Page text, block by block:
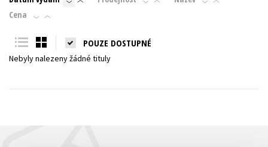
Young adult (SK)
Všechny tituly
Cena
POUZE DOSTUPNÉ
Nebyly nalezeny žádné tituly